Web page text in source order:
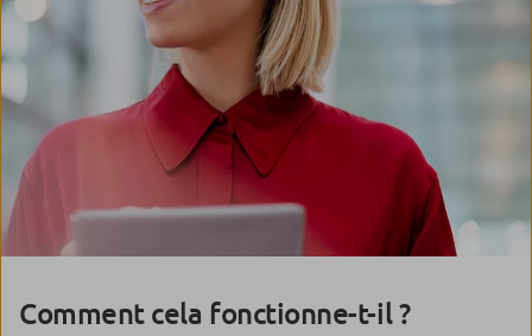
Comment cela fonctionne-t-il ?